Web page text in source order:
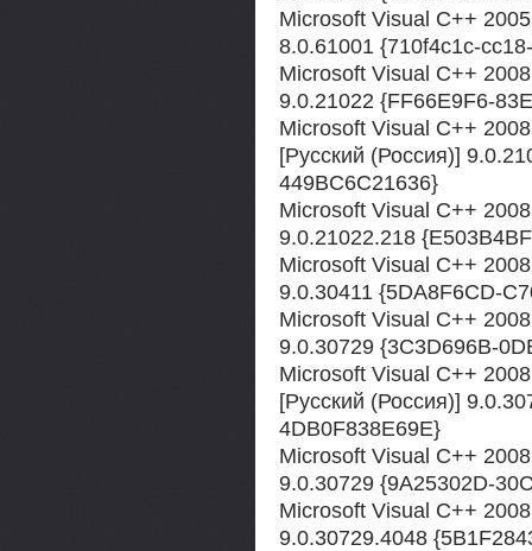
Microsoft Visual C++
8.0.61001 {710f4c1c-
Microsoft Visual C++
9.0.21022 {FF66E9F6-
Microsoft Visual C++
[Русский (Россия)]
449BC6C21636}
Microsoft Visual C++
9.0.21022.218
Microsoft Visual C++
9.0.30411 {5DA8F6CD-
Microsoft Visual C++
9.0.30729 {3C3D696B-
Microsoft Visual C++
[Русский (Россия)]
4DB0F838E69E}
Microsoft Visual C++
9.0.30729 {9A25302D-
Microsoft Visual C++
9.0.30729.4048